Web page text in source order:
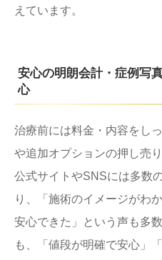
えています。
安心の明朗会計・症例写
心
治療前には料金・内容をし
や追加オプションの押し売
公式サイトやSNSには多数
り、「施術のイメージがわ
安心できた」という声も多
も、「値段が明確で安心」